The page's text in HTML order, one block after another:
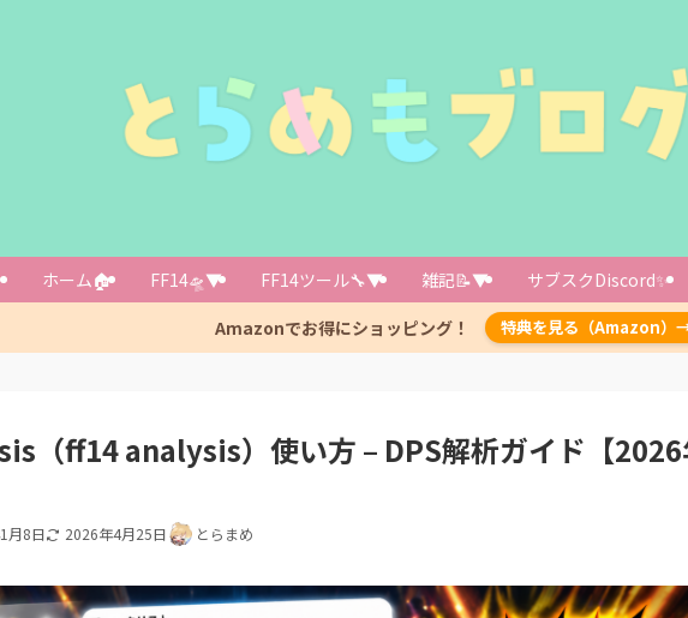
ホーム🏠 FF14🛸▼ FF14ツール🔧▼ 雑記📝▼ サブスクDiscord✨️
Amazonでお得にショッピング！
特典を見る（Amazon）
（ff14 analysis）使い方 – DPS解析ガイド【
月8日 2026年4月25日 とらまめ
どんな人向けか
他にも便利なサイト「M-spec」があります 上位70名のスキル回しが一覧で確
上手くなるには「上手い人のログ」を観察する
タイムラインで2分バーストや6分バーストの内容を観察する
あとがき